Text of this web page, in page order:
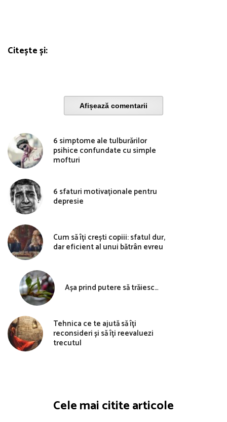
Citește și:
Afișează comentarii
6 simptome ale tulburărilor
psihice confundate cu simple
mofturi
6 sfaturi motivaționale pentru
depresie
Cum să îți crești copiii: sfatul dur,
dar eficient al unui bătrân evreu
Așa prind putere să trăiesc…
Tehnica ce te ajută să îți
reconsideri și să îți reevaluezi
trecutul
Cele mai citite articole